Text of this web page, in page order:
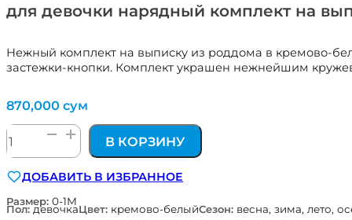
для девочки нарядный комплект на
Нежный комплект на выписку из роддома в кремово-
застежки-кнопки. Комплект украшен нежнейшим
870,000 сум
Количество
товара
девочки
нарядный
комплект
В КОРЗИНУ
ДОБАВИТЬ В ИЗБРАННОЕ
Размер: 0-1М
Пол:девочкаЦвет: кремово-белыйСезон: весна, зима, лето,